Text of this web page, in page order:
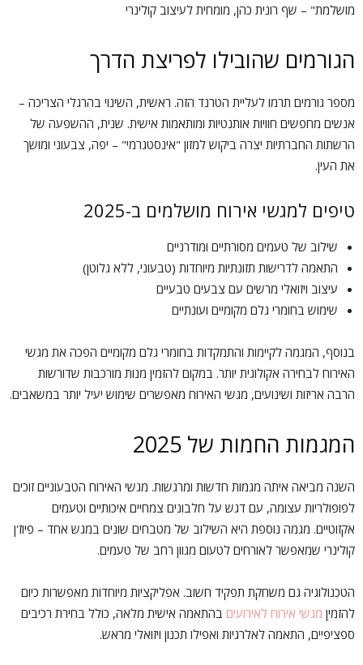
מושלמת" – שף רונית כהן, מומחית לעיצוב קולינרי
הגורמים שהובילו לפריצת הדרך
מספר גורמים תרמו לעליית הטרנד הזה. ראשית, השינוי בהרגלי הצריכה –
אנשים מחפשים חוויות אותנטיות ומותאמות אישית. שנית, ההשפעה של
הרשתות החברתיות יצרה ביקוש למזון "אינסטגרמי" – יפה, צבעוני ומושך
את העין.
טיפים למגשי אירוח מושלמים ב-2025
שילוב של טעמים מסורתיים ומודרניים
התאמה לדרישות תזונתיות מיוחדות (טבעוני, ללא גלוטן)
עיצוב ויזואלי מרשים עם צבעים טבעיים
שימוש בחומרי גלם מקומיים ועונתיים
בנוסף, המגמה לקיימות והתמקדות בחומרי גלם מקומיים הפכה את מגשי
האירוח לבחירה אקולוגית יותר. במקום להזמין מנות מורכבות שדורשות
הרבה אריזות ושינועים, מגשי האירוח מאפשרים שימוש יעיל יותר במשאבים.
המגמות החמות של 2025
השנה מביאה איתה מגמות חדשות ומרגשות. מגשי האירוח הטבעוניים זוכים
לפופולריות עצומה, עם דגש על חלבונים צמחיים איכותיים וטעמים
אקזוטיים. מגמה נוספת היא השילוב של מטבחים שונים במגש אחד – פיוז'ן
קולינרי שמאפשר לאורחים לטעום מגוון רחב של טעמים.
הטכנולוגיה גם משחקת תפקיד חשוב. אפליקציות מיוחדות מאפשרות כיום
להזמין מגשי אירוח לאירועים בהתאמה אישית מלאה, כולל בחירת רכיבים
ספציפיים, התאמה לאלרגיות ואפילו תכנון ויזואלי מראש.